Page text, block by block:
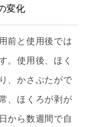
変化
前と使用後では
。使用後、ほく
、かさぶたがで
、ほくろが剥が
から数週間で自